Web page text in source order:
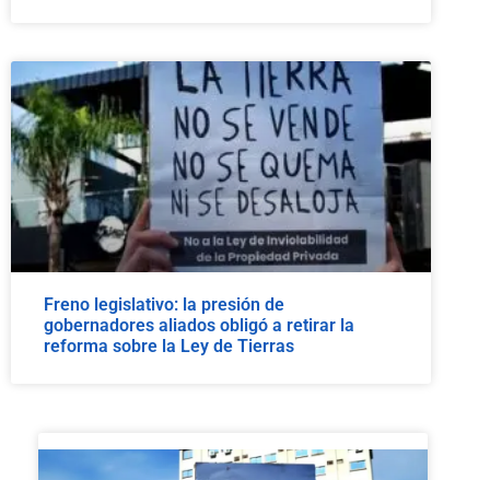
Freno legislativo: la presión de
gobernadores aliados obligó a retirar la
reforma sobre la Ley de Tierras